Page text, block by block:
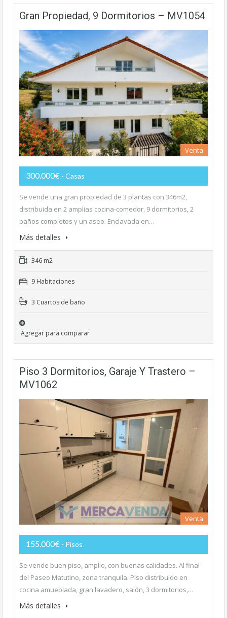
Gran Propiedad, 9 Dormitorios – MV1054
Venta
300.000€ - Casas
Se vende una gran propiedad de 3 plantas con 346m2,
distribuida en 2 amplias cocina-comedor, 9 dormitorios, 2
baños completos y un aseo. Enclavada en…
Más detalles
346 m2
9 Habitaciones
3 Cuartos de baño
Agregar para comparar
Piso 3 Dormitorios, Garaje Y Trastero –
MV1062
Venta
155.000€ - Pisos
Se vende buen piso, amplio, con buenas calidades. Al final
del Paseo Matutino, zona tranquila. Piso distribuido en
cocina amueblada, gran lavadero, salón, 3 dormitorios,…
Más detalles